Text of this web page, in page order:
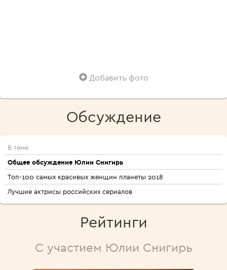
Добавить фото
Обсуждение
В теме
Общее обсуждение Юлии Снигирь
Топ-100 самых красивых женщин планеты 2018
Лучшие актрисы российских сериалов
Рейтинги
С участием Юлии Снигирь